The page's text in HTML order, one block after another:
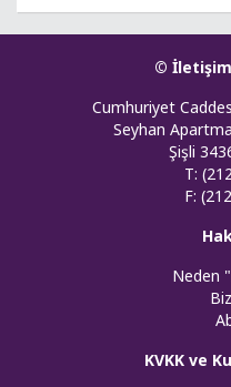
© İletişim
Cumhuriyet
Seyhan
Şişli
T:
F:
Neden
KVKK ve